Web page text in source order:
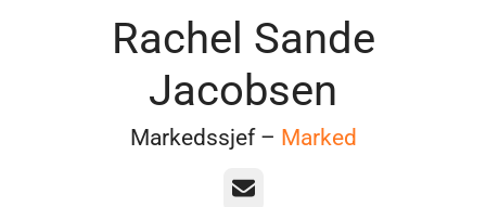
Rachel Sande
Jacobsen
Markedssjef – Marked
E-post